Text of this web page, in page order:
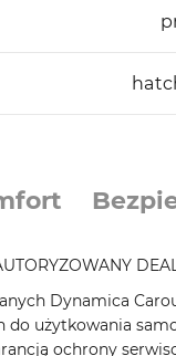
Dynamica
użytkowania
ochrony